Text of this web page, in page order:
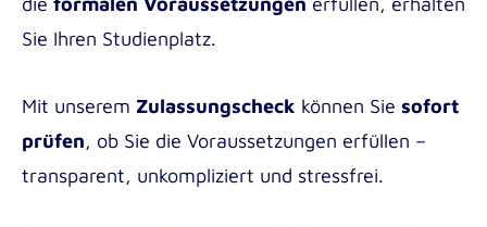
Sie Ihren Studienplatz.
Mit unserem Zulassungscheck können Sie sofort
prüfen, ob Sie die Voraussetzungen erfüllen –
transparent, unkompliziert und stressfrei.